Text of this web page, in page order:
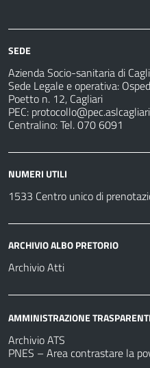
sanitarie
fare
SEDE
Azienda Socio-sanitaria di
Sede Legale e operativa:
Poetto n. 12, Cagliari
PEC:
Centralino: Tel. 070 6091
NUMERI UTILI
1533 Centro unico di
ARCHIVIO ALBO PRETORIO
Archivio Atti
AMMINISTRAZIONE
Archivio ATS
PNES – Area contrastare la